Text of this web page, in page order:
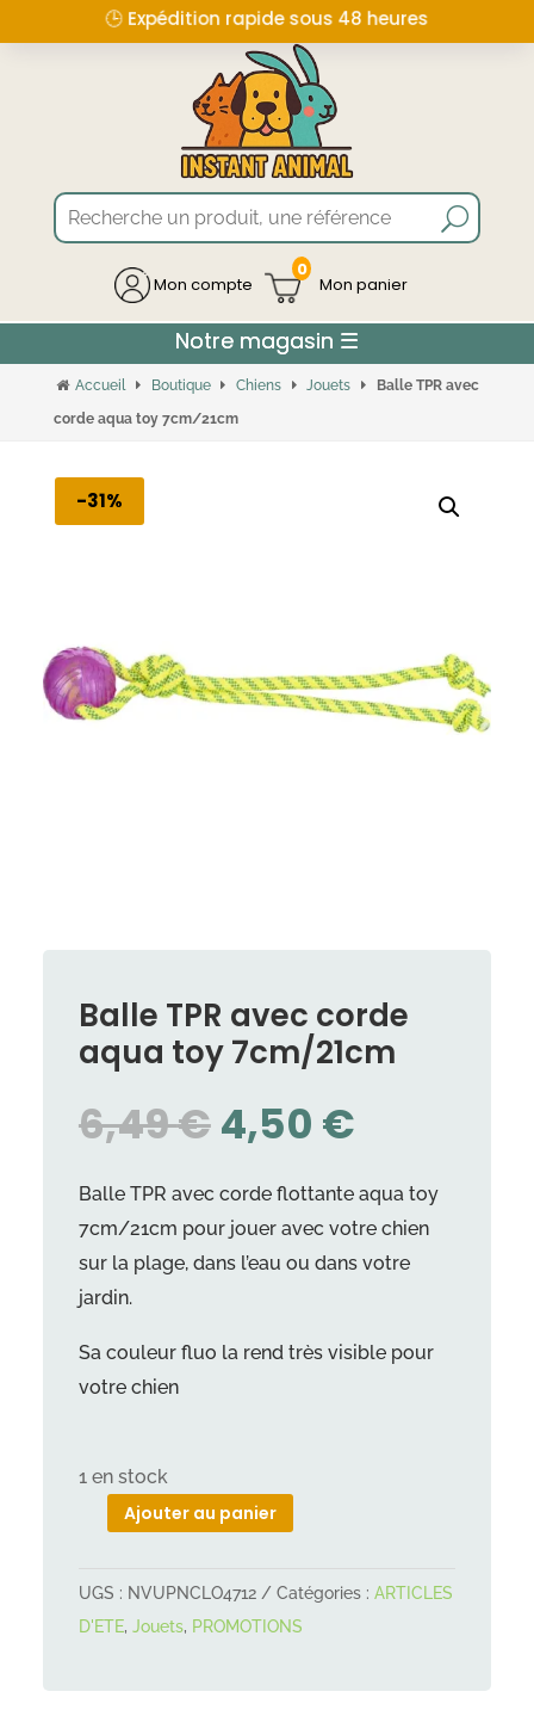
🕒 Expédition rapide sous 48 heures
Mon compte
0
Accueil Boutique Chiens Jouets
Balle TPR avec
corde aqua toy 7cm/21cm
-31%
Balle TPR avec corde
aqua toy 7cm/21cm
6,49€LE
PRIX
INITIAL
ÉTAIT :
6,49 €.
4,50 €LE
ACTUEL
EST :
4,50 €.
Balle TPR avec corde flottante aqua toy
7cm/21cm pour jouer avec votre chien
sur la plage, dans l’eau ou dans votre
jardin.
Sa couleur fluo la rend très visible pour
votre chien
1 en stock
quantité
Balle
TPR
corde
Ajouter au panier
UGS : NVUPNCLO4712 Catégories : ARTICLES
D'ETE, Jouets, PROMOTIONS